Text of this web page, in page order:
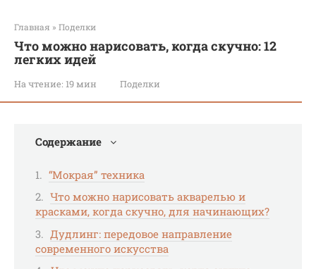
Главная » Поделки
Что можно нарисовать, когда скучно: 12
легких идей
На чтение: 19 мин Поделки
Содержание
“Мокрая” техника
Что можно нарисовать акварелью и
красками, когда скучно, для начинающих?
Дудлинг: передовое направление
современного искусства